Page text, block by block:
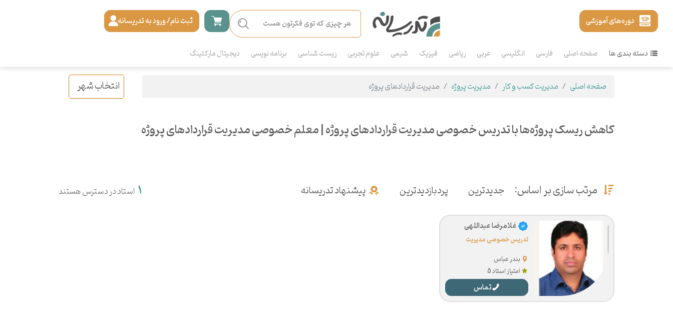
دوره‌های آموزشی ثبت نام/ ورود به تدریسانه
دسته بندی ها صفحه اصلی فارسی انگلیسی عربی ریاضی فیزیک شیمی علوم تجربی زیست شناسی برنامه نویسی دیجیتال مارکتینگ
صفحه اصلی مدیریت کسب و کار مدیریت پروژه مدیریت قراردادهای پروژه انتخاب شهر
کاهش ریسک پروژه‌ها با تدریس خصوصی مدیریت قراردادهای پروژه | معلم خصوصی مدیریت قراردادهای پروژه
مرتب سازی بر اساس: جدیدترین پردبازدیدترین پیشنهاد تدریسانه 1 استاد در دسترس هستند
تدریس خصوصی مدیریت
بندر عباس
امتیاز استاد 5
تماس